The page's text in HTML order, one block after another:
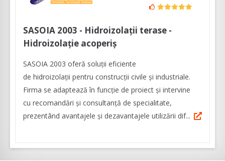
SASOIA 2003 - Hidroizolații terase -
Hidroizolație acoperiș
SASOIA 2003 oferă soluții eficiente
de hidroizolații pentru construcții civile și industriale.
Firma se adaptează în funcție de proiect și intervine
cu recomandări și consultanță de specialitate,
prezentând avantajele și dezavantajele utilizării dif...